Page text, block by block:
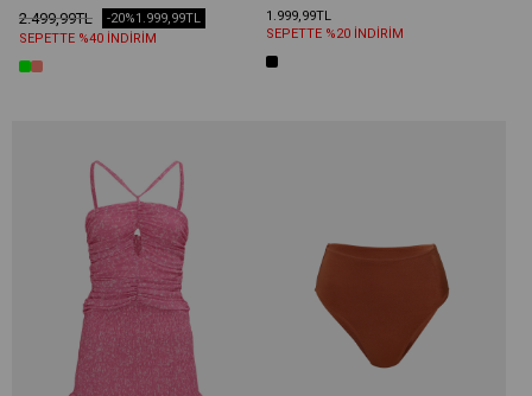
2.499,99TL 1.999,99TL
-20%
SEPETTE %40 İNDİRİM
1.999,99TL
SEPETTE %20 İNDİRİM